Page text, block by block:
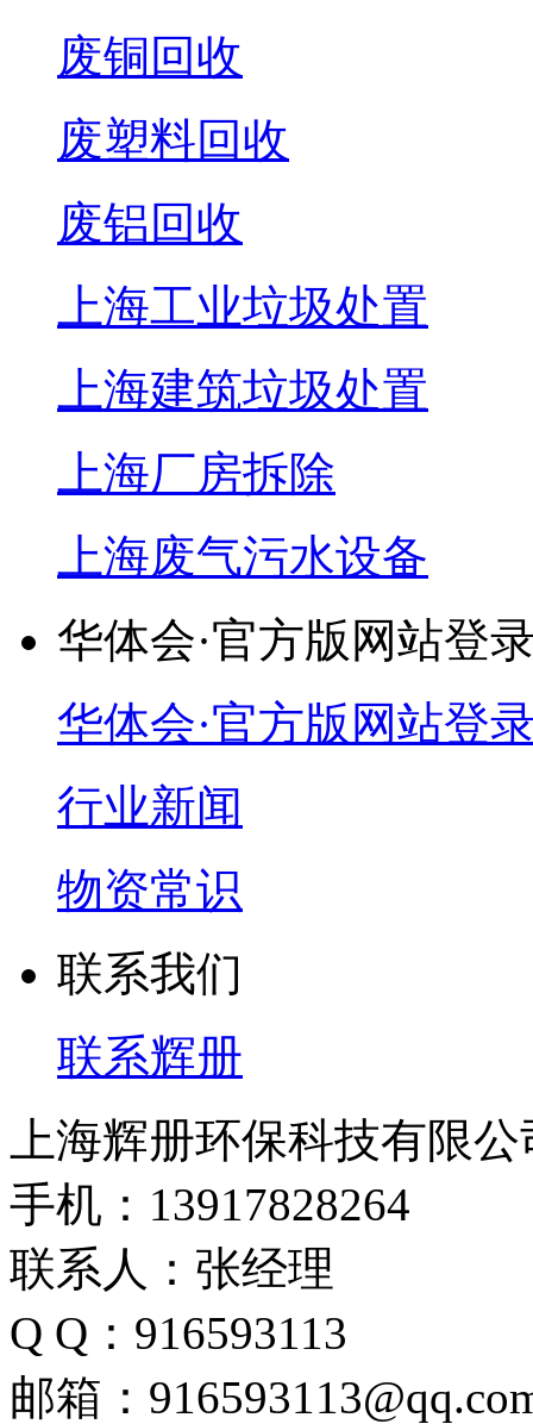
废铜回收
废塑料回收
废铝回收
上海工业垃圾处置
上海建筑垃圾处置
上海厂房拆除
上海废气污水设备
华体会·官方版网站登
华体会·官方版网站登
行业新闻
物资常识
联系我们
联系辉册
上海辉册环保科技有限公
手机：13917828264
联系人：张经理
Q Q：916593113
邮箱：